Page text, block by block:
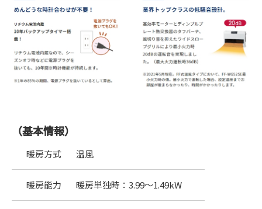
（基本情報）
暖房方式 温風
暖房能力 暖房単独時：3.99～1.49kW